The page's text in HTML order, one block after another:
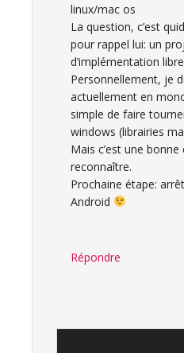
linux/mac os
La question, c’est
pour rappel lui: un
d’implémentation
Personnellement, je
actuellement en
simple de faire
windows (librairies
Mais c’est une
reconnaître.
Prochaine étape:
Android
Répondre